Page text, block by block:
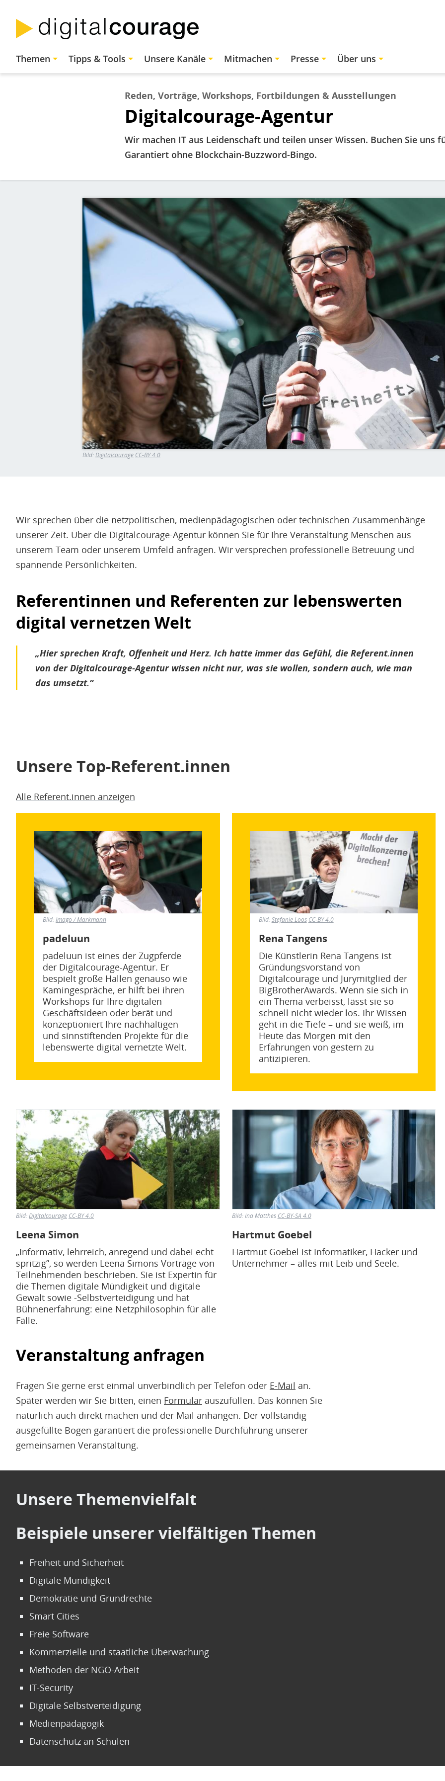
zum
Inhalt
Hauptnavigation
Themen Tipps & Tools Unsere Kanäle Mitmachen Presse Über uns
Reden, Vorträge, Workshops, Fortbildungen & Ausstellungen
Digitalcourage-Agentur
Wir machen IT aus Leidenschaft und teilen unser Wissen. Buchen Sie uns
Garantiert ohne Blockchain-Buzzword-Bingo.
Bild
Bild:Digitalcourage CC-BY 4.0
Wir sprechen über die netzpolitischen, medienpädagogischen oder technischen Zusammenhänge
unserer Zeit. Über die Digitalcourage-Agentur können Sie für Ihre Veranstaltung Menschen aus
unserem Team oder unserem Umfeld anfragen. Wir versprechen professionelle Betreuung und
spannende Persönlichkeiten.
Referentinnen und Referenten zur lebenswerten
digital vernetzen Welt
„Hier sprechen Kraft, Offenheit und Herz. Ich hatte immer das Gefühl, die Referent.innen
von der Digitalcourage-Agentur wissen nicht nur, was sie wollen, sondern auch, wie man
das umsetzt.“
Unsere Top-Referent.innen
Alle Referent.innen anzeigen
Bild
Bild:Imago / Markmann
padeluun
padeluun ist eines der Zugpferde
der Digitalcourage-Agentur. Er
bespielt große Hallen genauso wie
Kamingespräche, er hilft bei ihren
Workshops für Ihre digitalen
Geschäftsideen oder berät und
konzeptioniert Ihre nachhaltigen
und sinnstiftenden Projekte für die
lebenswerte digital vernetzte Welt.
Bild
Bild:Stefanie Loos CC-BY 4.0
Rena Tangens
Die Künstlerin Rena Tangens ist
Gründungsvorstand von
Digitalcourage und Jurymitglied der
BigBrotherAwards. Wenn sie sich in
ein Thema verbeisst, lässt sie so
schnell nicht wieder los. Ihr Wissen
geht in die Tiefe – und sie weiß, im
Heute das Morgen mit den
Erfahrungen von gestern zu
antizipieren.
Bild
Bild:Digitalcourage CC-BY 4.0
Leena Simon
„Informativ, lehrreich, anregend und dabei echt
spritzig”, so werden Leena Simons Vorträge von
Teilnehmenden beschrieben. Sie ist Expertin für
die Themen digitale Mündigkeit und digitale
Gewalt sowie -Selbstverteidigung und hat
Bühnenerfahrung: eine Netzphilosophin für alle
Fälle.
Bild
Bild:Ina Matthes CC-BY-SA 4.0
Hartmut Goebel
Hartmut Goebel ist Informatiker, Hacker und
Unternehmer – alles mit Leib und Seele.
Veranstaltung anfragen
Fragen Sie gerne erst einmal unverbindlich per Telefon oder E-Mail an.
Später werden wir Sie bitten, einen Formular auszufüllen. Das können Sie
natürlich auch direkt machen und der Mail anhängen. Der vollständig
ausgefüllte Bogen garantiert die professionelle Durchführung unserer
gemeinsamen Veranstaltung.
Unsere Themenvielfalt
Beispiele unserer vielfältigen Themen
Freiheit und Sicherheit
Digitale Mündigkeit
Demokratie und Grundrechte
Smart Cities
Freie Software
Kommerzielle und staatliche Überwachung
Methoden der NGO-Arbeit
IT-Security
Digitale Selbstverteidigung
Medienpädagogik
Datenschutz an Schulen